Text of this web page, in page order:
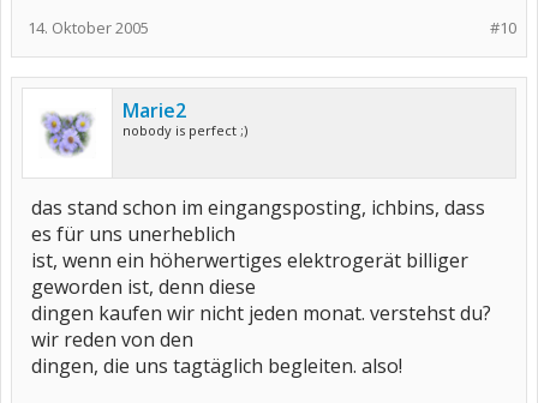
#10
14. Oktober 2005
Marie2
nobody is perfect ;)
das stand schon im eingangsposting, ichbins, dass
es für uns unerheblich
ist, wenn ein höherwertiges elektrogerät billiger
geworden ist, denn diese
dingen kaufen wir nicht jeden monat. verstehst du?
wir reden von den
dingen, die uns tagtäglich begleiten. also!